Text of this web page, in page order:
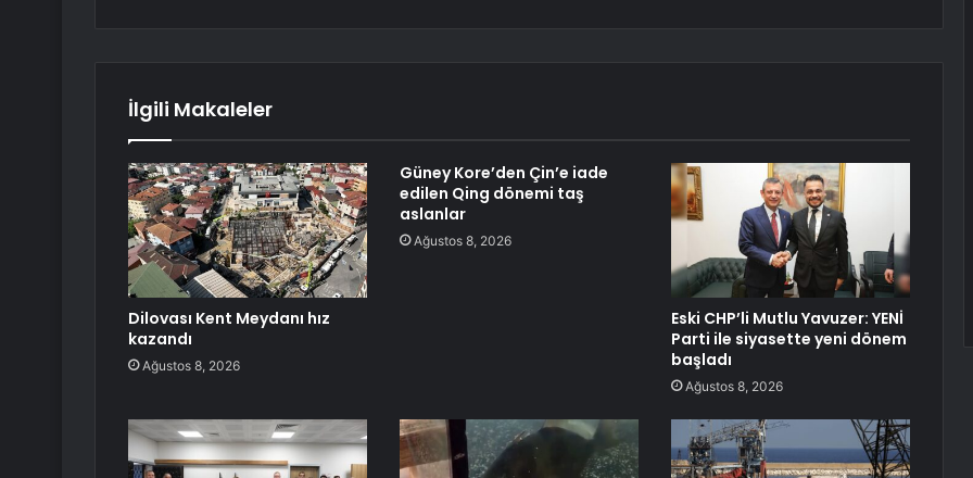
İlgili Makaleler
Dilovası Kent Meydanı hız
kazandı
Ağustos 8, 2026
Güney Kore’den Çin’e iade
edilen Qing dönemi taş
aslanlar
Ağustos 8, 2026
Eski CHP’li Mutlu Yavuzer: YENİ
Parti ile siyasette yeni dönem
başladı
Ağustos 8, 2026